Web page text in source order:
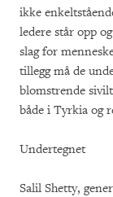
ikke
ledere står opp
slag for
tillegg må de
blomstrende
både i Tyrkia og
Undertegnet
Salil Shetty,